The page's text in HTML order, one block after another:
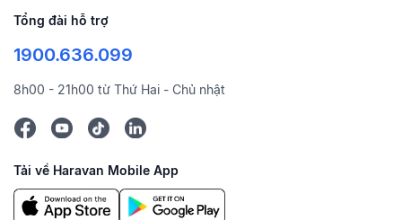
Tổng đài hỗ trợ
1900.636.099
8h00 - 21h00 từ Thứ Hai - Chủ nhật
Tải về Haravan Mobile App